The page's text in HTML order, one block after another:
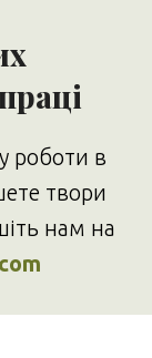
роботи в
твори
нам на